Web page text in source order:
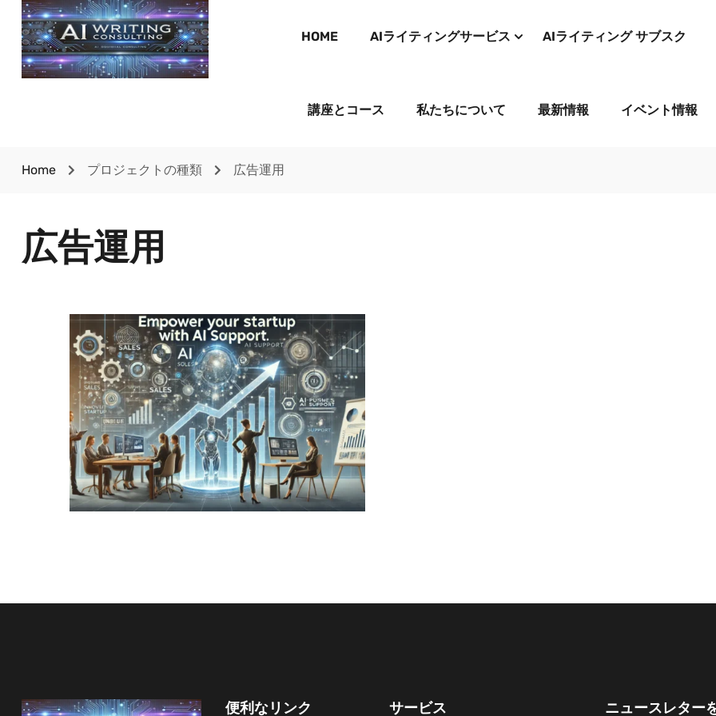
HOME AIライティングサービス AIライティング サブスク
講座とコース 私たちについて 最新情報 イベント情報
Home プロジェクトの種類 広告運用
広告運用
AIモデル活用による広告キャンペ
ーン最適化
AIモデルを活用、広告運用の効率を最大化出来
た。キャンペーンのターゲット設定や最
もっと見る
便利なリンク サービス ニュースレター